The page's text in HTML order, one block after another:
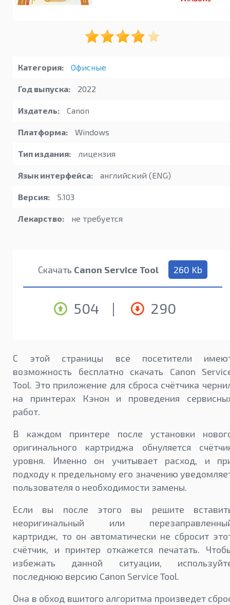
Категория: Офисные
Год выпуска: 2022
Издатель: Canon
Платформа: Windows
Тип издания: лицензия
Язык интерфейса: английский (ENG)
Версия: 5.103
Лекарство: не требуется
Скачать Canon Service Tool 260 Kb
504 | 290
С этой страницы все посетители
возможность бесплатно скачать Canon
Tool. Это приложение для сброса счётчика
на принтерах Кэнон и проведения
работ.
В каждом принтере после установки
оригинального картриджа обнуляется
уровня. Именно он учитывает расход, и
подходу к предельному его значению
пользователя о необходимости замены.
Если вы после этого вы решите
неоригинальный или
картридж, то он автоматически не сбросит
счётчик, и принтер откажется печатать.
избежать данной ситуации,
последнюю версию Canon Service Tool.
Она в обход вшитого алгоритма произведет